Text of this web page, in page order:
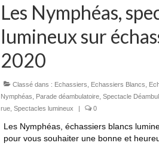
Les Nymphéas,
lumineux sur
2020
Classé dans : Echassiers Echassiers Blancs
Nymphéas
Parade déambulatoire, Spectacle
rue, Spectacles lumineux | 0
Les Nymphéas, échassiers blancs
pour vous souhaiter une bonne et